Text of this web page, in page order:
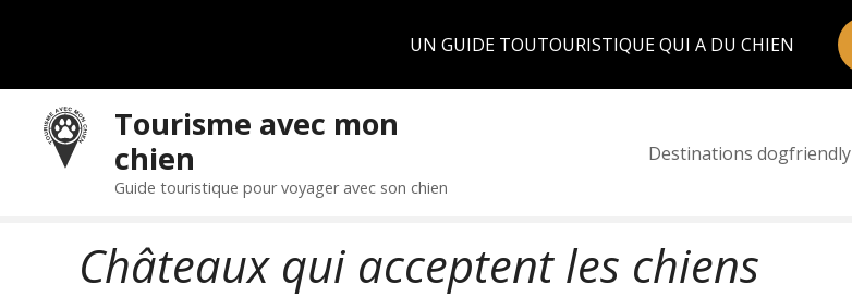
UN GUIDE TOUTOURISTIQUE QUI A DU CHIEN
Tourisme avec mon
chien
Guide touristique pour voyager avec son chien
Destinations dogfriendly
Châteaux qui acceptent les chiens